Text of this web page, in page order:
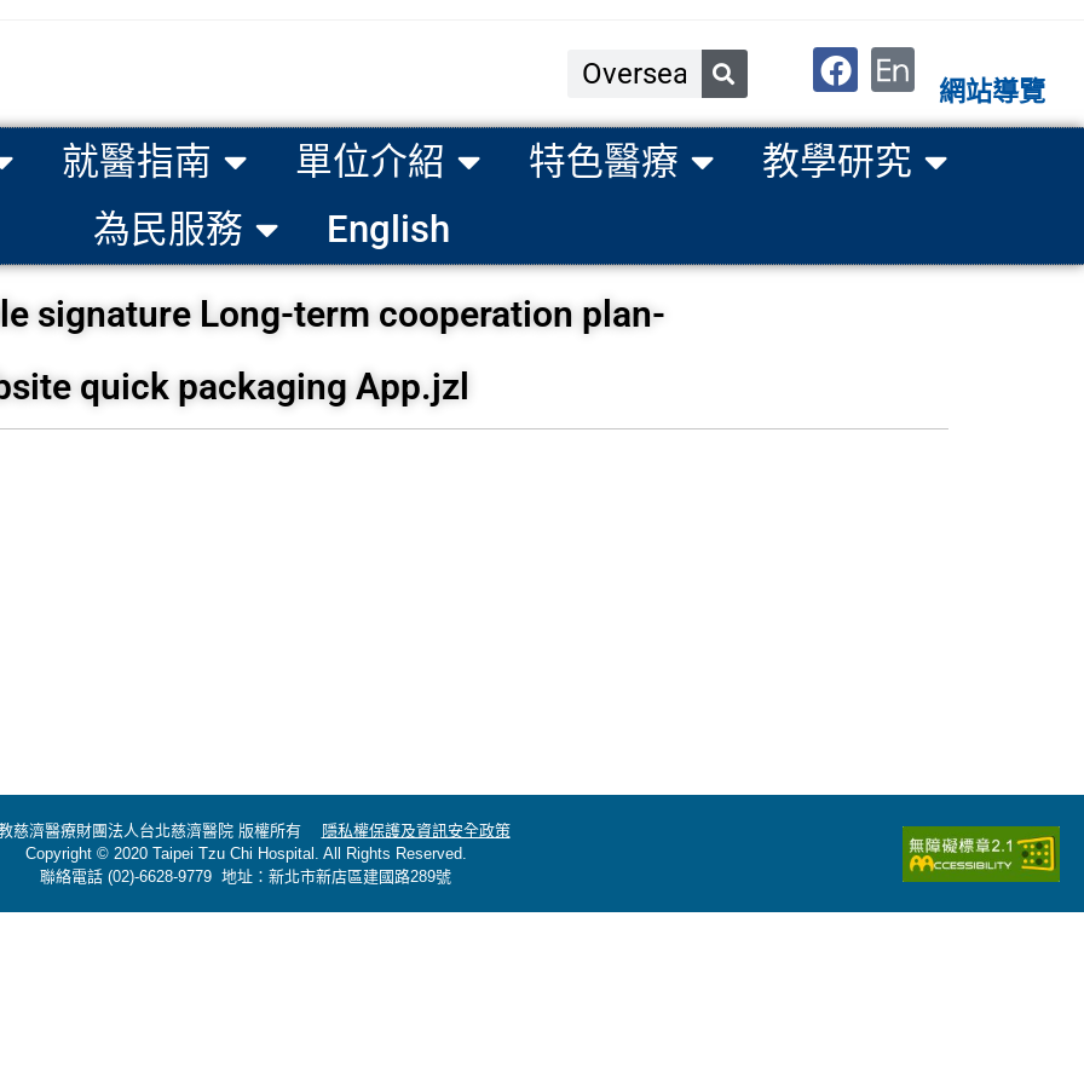
網站導覽
就醫指南 單位介紹 特色醫療
教學研究
為民服務
English
signature Long-term cooperation plan-
quick packaging App.jzl
慈濟醫療財團法人台北慈濟醫院 版權所有 隱私權保護及資訊安全政策
Copyright © 2020 Taipei Tzu Chi Hospital. All Rights Reserved.
聯絡電話 (02)-6628-9779 地址：新北市新店區建國路289號